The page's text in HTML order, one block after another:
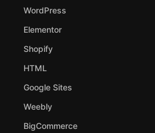
WordPress
Elementor
Shopify
HTML
Google Sites
Weebly
BigCommerce